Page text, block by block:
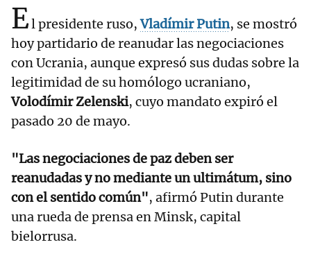
El presidente ruso, Vladímir Putin, se mostró
hoy partidario de reanudar las negociaciones
con Ucrania, aunque expresó sus dudas sobre la
legitimidad de su homólogo ucraniano,
Volodímir Zelenski, cuyo mandato expiró el
pasado 20 de mayo.
"Las negociaciones de paz deben ser
reanudadas y no mediante un ultimátum, sino
con el sentido común", afirmó Putin durante
una rueda de prensa en Minsk, capital
bielorrusa.